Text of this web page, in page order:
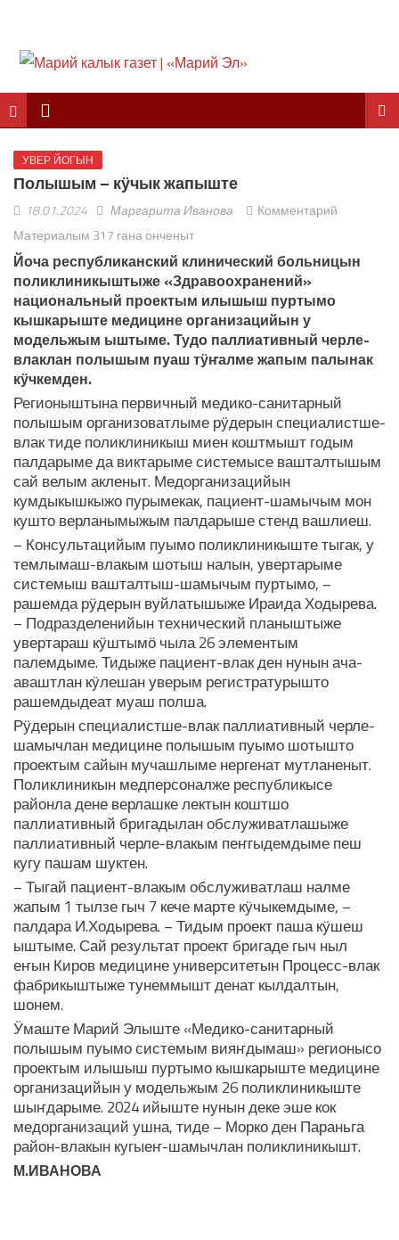
УВЕР ЙОГЫН
Полышым – кӱчык жапыште
18.01.2024 Маргарита Иванова
Комментарий
Материалым 317 гана онченыт
Йоча республиканский клинический больницын
поликлиникыштыже «Здравоохранений»
национальный проектым илышыш пуртымо
кышкарыште медицине организацийын у
модельжым ыштыме. Тудо паллиативный черле-
влаклан полышым пуаш тӱҥалме жапым палынак
кӱчкемден.
Регионыштына первичный медико-санитарный
полышым организоватлыме рӱдерын специалистше-
влак тиде поликлиникыш миен коштмышт годым
палдарыме да виктарыме системысе вашталтышым
сай велым акленыт. Медорганизацийын
кумдыкышкыжо пурымекак, пациент-шамычым мон
кушто верланымыжым палдарыше стенд вашлиеш.
– Консультацийым пуымо поликлиникыште тыгак, у
темлымаш-влакым шотыш налын, увертарыме
системыш вашталтыш-шамычым пуртымо, –
рашемда рӱдерын вуйлатышыже Ираида Ходырева.
– Подразделенийын технический планыштыже
увертараш кӱштымӧ чыла 26 элементым
палемдыме. Тидыже пациент-влак ден нунын ача-
аваштлан кӱлешан уверым регистратурышто
рашемдыдеат муаш полша.
Рӱдерын специалистше-влак паллиативный черле-
шамычлан медицине полышым пуымо шотышто
проектым сайын мучашлыме нергенат мутланеныт.
Поликлиникын медперсоналже республикысе
районла дене верлашке лектын коштшо
паллиативный бригадылан обслуживатлашыже
паллиативный черле-влакым пеҥгыдемдыме пеш
кугу пашам шуктен.
– Тыгай пациент-влакым обслуживатлаш налме
жапым 1 тылзе гыч 7 кече марте кӱчыкемдыме, –
палдара И.Ходырева. – Тидым проект паша кӱшеш
ыштыме. Сай результат проект бригаде гыч ныл
еҥын Киров медицине университетын Процесс-влак
фабрикыштыже тунеммышт денат кылдалтын,
шонем.
Ӱмаште Марий Элыште «Медико-санитарный
полышым пуымо системым вияҥдымаш» регионысо
проектым илышыш пуртымо кышкарыште медицине
организацийын у модельжым 26 поликлиникыште
шыҥдарыме. 2024 ийыште нунын деке эше кок
медорганизаций ушна, тиде – Морко ден Параньга
район-влакын кугыеҥ-шамычлан поликлиникышт.
М.ИВАНОВА